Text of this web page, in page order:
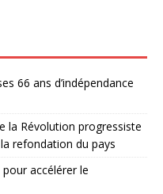
66 ans d’indépendance
la Révolution progressiste
refondation du pays
accélérer le